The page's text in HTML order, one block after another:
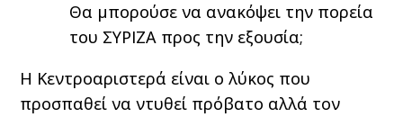
Θα μπορούσε να ανακόψει την πορεία
του ΣΥΡΙΖΑ προς την εξουσία;
Η Κεντροαριστερά είναι ο λύκος που
προσπαθεί να ντυθεί πρόβατο αλλά τον